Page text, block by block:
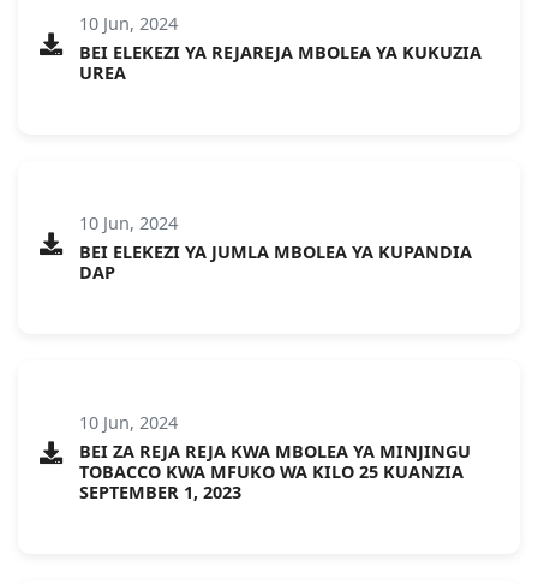
10 Jun, 2024
BEI ELEKEZI YA REJAREJA MBOLEA YA KUKUZIA
UREA
10 Jun, 2024
BEI ELEKEZI YA JUMLA MBOLEA YA KUPANDIA
DAP
10 Jun, 2024
BEI ZA REJA REJA KWA MBOLEA YA MINJINGU
TOBACCO KWA MFUKO WA KILO 25 KUANZIA
SEPTEMBER 1, 2023